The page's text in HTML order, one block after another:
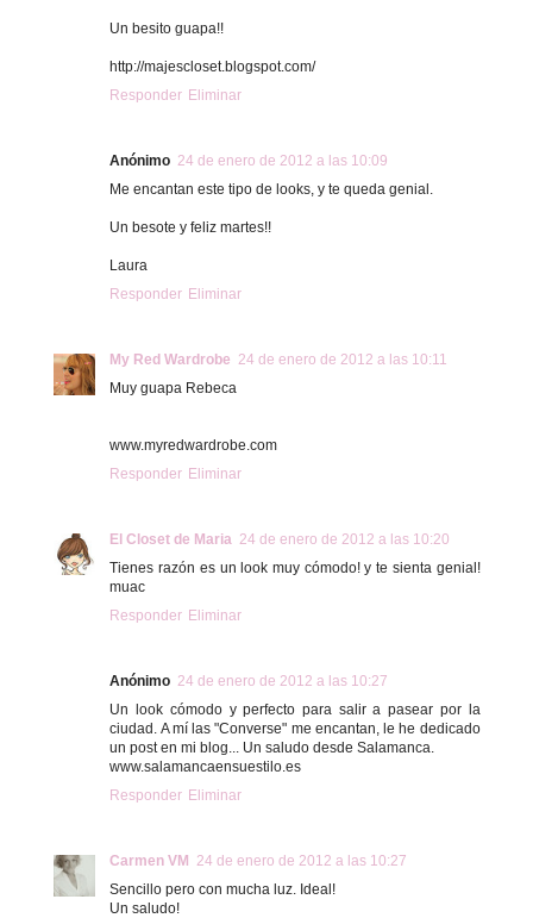
Un besito guapa!!
http://majescloset.blogspot.com/
Responder Eliminar
Anónimo 24 de enero de 2012 a las 10:09
Me encantan este tipo de looks, y te queda genial.
Un besote y feliz martes!!
Laura
Responder Eliminar
My Red Wardrobe 24 de enero de 2012 a las 10:11
Muy guapa Rebeca
www.myredwardrobe.com
Responder Eliminar
El Closet de Maria 24 de enero de 2012 a las 10:20
Tienes razón es un look muy cómodo! y te sienta genial!
muac
Responder Eliminar
Anónimo 24 de enero de 2012 a las 10:27
Un look cómodo y perfecto para salir a pasear por la
ciudad. A mí las "Converse" me encantan, le he dedicado
un post en mi blog... Un saludo desde Salamanca.
www.salamancaensuestilo.es
Responder Eliminar
Carmen VM 24 de enero de 2012 a las 10:27
Sencillo pero con mucha luz. Ideal!
Un saludo!